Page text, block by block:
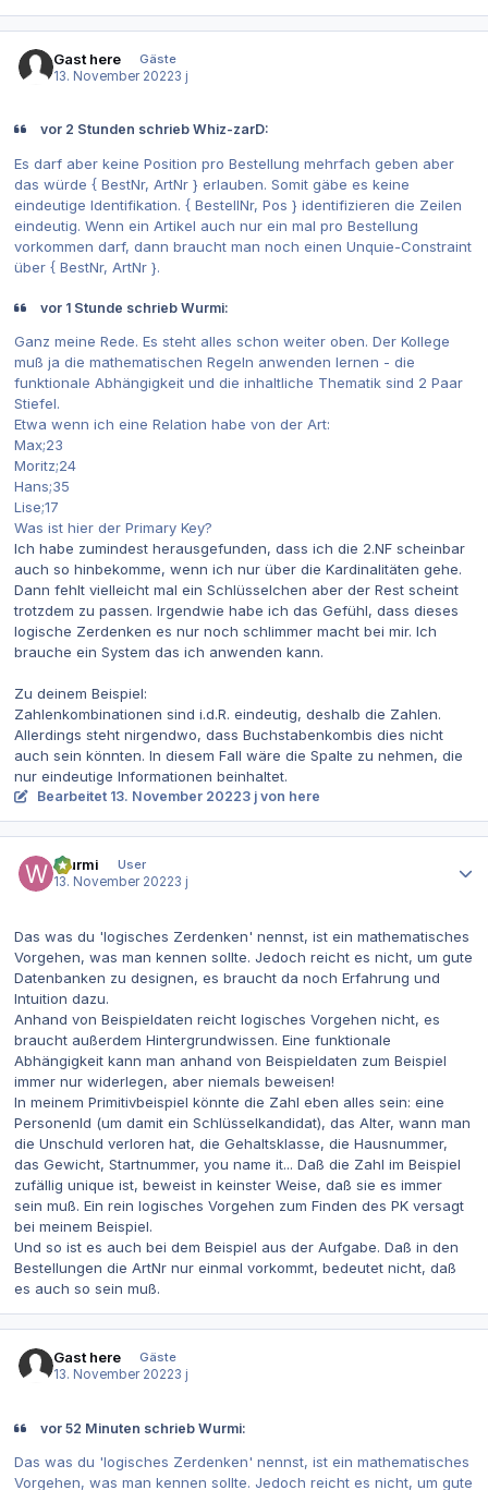
Gast here
Gäste
13. November 20223 j
vor 2 Stunden schrieb Whiz-zarD:
Es darf aber keine Position pro Bestellung mehrfach geben aber
das würde { BestNr, ArtNr } erlauben. Somit gäbe es keine
eindeutige Identifikation. { BestellNr, Pos } identifizieren die Zeilen
eindeutig. Wenn ein Artikel auch nur ein mal pro Bestellung
vorkommen darf, dann braucht man noch einen Unquie-Constraint
über { BestNr, ArtNr }.
vor 1 Stunde schrieb Wurmi:
Ganz meine Rede. Es steht alles schon weiter oben. Der Kollege
muß ja die mathematischen Regeln anwenden lernen - die
funktionale Abhängigkeit und die inhaltliche Thematik sind 2 Paar
Stiefel.
Etwa wenn ich eine Relation habe von der Art:
Max;23
Moritz;24
Hans;35
Lise;17
Was ist hier der Primary Key?
Ich habe zumindest herausgefunden, dass ich die 2.NF scheinbar
auch so hinbekomme, wenn ich nur über die Kardinalitäten gehe.
Dann fehlt vielleicht mal ein Schlüsselchen aber der Rest scheint
trotzdem zu passen. Irgendwie habe ich das Gefühl, dass dieses
logische Zerdenken es nur noch schlimmer macht bei mir. Ich
brauche ein System das ich anwenden kann.
Zu deinem Beispiel:
Zahlenkombinationen sind i.d.R. eindeutig, deshalb die Zahlen.
Allerdings steht nirgendwo, dass Buchstabenkombis dies nicht
auch sein könnten. In diesem Fall wäre die Spalte zu nehmen, die
nur eindeutige Informationen beinhaltet.
Bearbeitet 13. November 20223 j von here
Wurmi
User
13. November 20223 j
Das was du 'logisches Zerdenken' nennst, ist ein mathematisches
Vorgehen, was man kennen sollte. Jedoch reicht es nicht, um gute
Datenbanken zu designen, es braucht da noch Erfahrung und
Intuition dazu.
Anhand von Beispieldaten reicht logisches Vorgehen nicht, es
braucht außerdem Hintergrundwissen. Eine funktionale
Abhängigkeit kann man anhand von Beispieldaten zum Beispiel
immer nur widerlegen, aber niemals beweisen!
In meinem Primitivbeispiel könnte die Zahl eben alles sein: eine
PersonenId (um damit ein Schlüsselkandidat), das Alter, wann man
die Unschuld verloren hat, die Gehaltsklasse, die Hausnummer,
das Gewicht, Startnummer, you name it... Daß die Zahl im Beispiel
zufällig unique ist, beweist in keinster Weise, daß sie es immer
sein muß. Ein rein logisches Vorgehen zum Finden des PK versagt
bei meinem Beispiel.
Und so ist es auch bei dem Beispiel aus der Aufgabe. Daß in den
Bestellungen die ArtNr nur einmal vorkommt, bedeutet nicht, daß
es auch so sein muß.
Gast here
Gäste
13. November 20223 j
vor 52 Minuten schrieb Wurmi:
Das was du 'logisches Zerdenken' nennst, ist ein mathematisches
Vorgehen, was man kennen sollte. Jedoch reicht es nicht, um gute